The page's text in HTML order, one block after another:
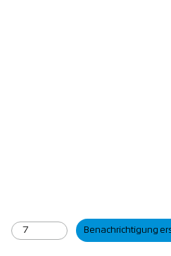
Benachrichtigung